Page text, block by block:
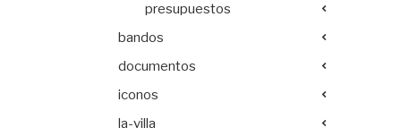
presupuestos
bandos
documentos
iconos
la-villa